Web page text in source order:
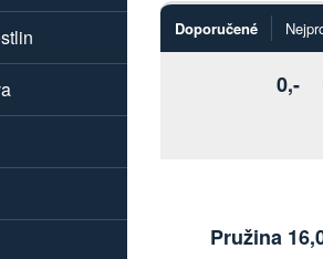
Doporučené
0,-
Pružina